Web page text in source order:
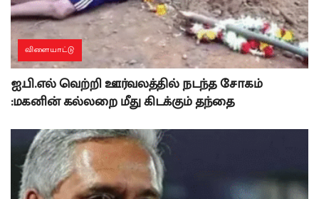
விளையாட்டு
ஐ.பி.எல் வெற்றி ஊர்வலத்தில் நடந்த சோகம்
:மகனின் கல்லறை மீது கிடக்கும் தந்தை